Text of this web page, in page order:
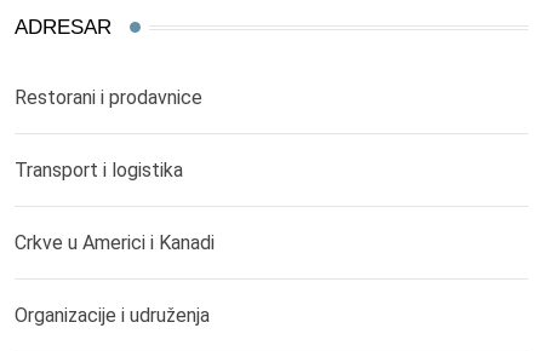
ADRESAR
Restorani i prodavnice
Transport i logistika
Crkve u Americi i Kanadi
Organizacije i udruženja